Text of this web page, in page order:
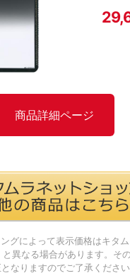
商品詳細ページ
グによって表示価格はキタ
と異なる場合があります。そ
なりますのでご了承ください